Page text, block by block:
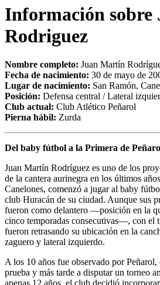
Información sobre
Rodriguez
Nombre completo: Juan Martín
Fecha de nacimiento: 30 de mayo de
Lugar de nacimiento: San Ramón,
Posición: Defensa central / Lateral
Club actual: Club Atlético Peñarol
Pierna hábil: Zurda
Del baby fútbol a la Primera de
Juan Martín Rodríguez es uno de los
de la cantera aurinegra en los últimos
Canelones, comenzó a jugar al baby
club Huracán de su ciudad. Aunque sus
fueron como delantero —posición en la
cinco temporadas consecutivas—, con el
fueron retrasando su ubicación en la
zaguero y lateral izquierdo.
A los 10 años fue observado por
prueba y más tarde a disputar un torneo